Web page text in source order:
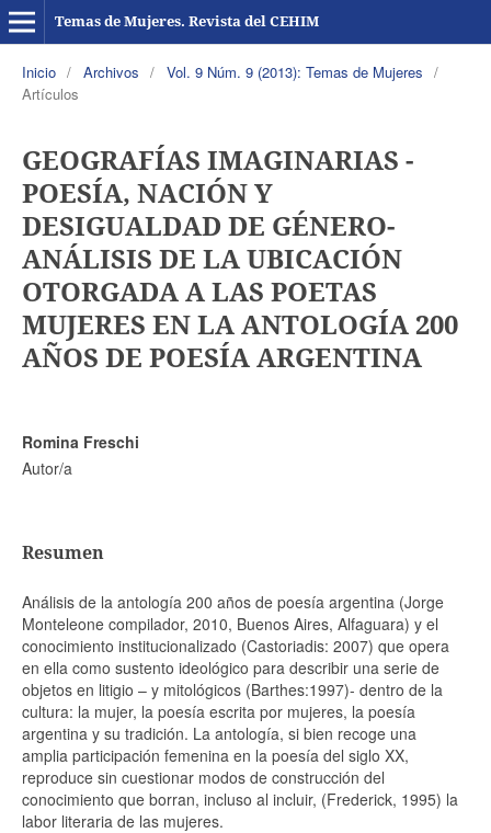
Temas de Mujeres. Revista del CEHIM
Inicio / Archivos / Vol. 9 Núm. 9 (2013): Temas de Mujeres
/
Artículos
GEOGRAFÍAS IMAGINARIAS -
POESÍA, NACIÓN Y
DESIGUALDAD DE GÉNERO-
ANÁLISIS DE LA UBICACIÓN
OTORGADA A LAS POETAS
MUJERES EN LA ANTOLOGÍA 200
AÑOS DE POESÍA ARGENTINA
Romina Freschi
Autor/a
Resumen
Análisis de la antología 200 años de poesía argentina (Jorge
Monteleone compilador, 2010, Buenos Aires, Alfaguara) y el
conocimiento institucionalizado (Castoriadis: 2007) que opera
en ella como sustento ideológico para describir una serie de
objetos en litigio – y mitológicos (Barthes:1997)- dentro de la
cultura: la mujer, la poesía escrita por mujeres, la poesía
argentina y su tradición. La antología, si bien recoge una
amplia participación femenina en la poesía del siglo XX,
reproduce sin cuestionar modos de construcción del
conocimiento que borran, incluso al incluir, (Frederick, 1995) la
labor literaria de las mujeres.